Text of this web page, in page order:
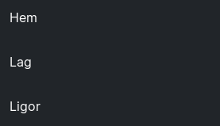
Hem
Lag
Ligor